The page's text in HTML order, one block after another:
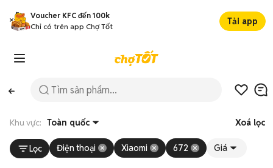
Voucher KFC đến 100k
Chỉ có trên app Chợ Tốt
Tải app
Khu vực: Toàn quốc Xoá lọc
Lọc Điện thoại Xiaomi 672 Giá